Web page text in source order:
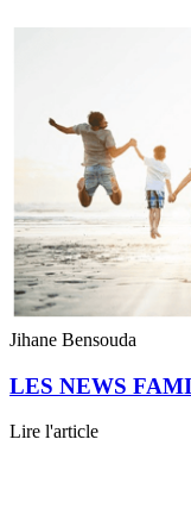
Jihane Bensouda
LES NEWS
Lire l'article